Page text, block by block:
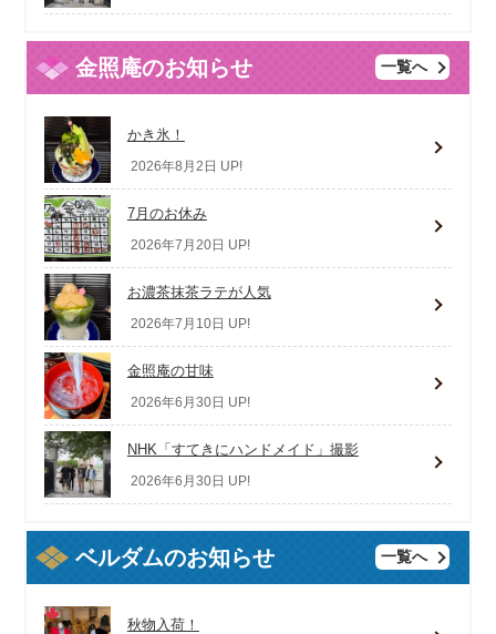
金照庵のお知らせ 一覧へ
かき氷！
2026年8月2日 UP!
7月のお休み
2026年7月20日 UP!
お濃茶抹茶ラテが人気
2026年7月10日 UP!
金照庵の甘味
2026年6月30日 UP!
NHK「すてきにハンドメイド」撮影
2026年6月30日 UP!
ベルダムのお知らせ 一覧へ
秋物入荷！